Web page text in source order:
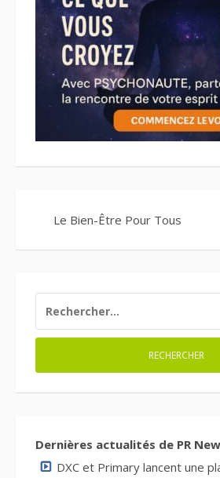
Le Bien-Être Pour Tous
Dernières actualités de PR
DXC et Primary lancent une